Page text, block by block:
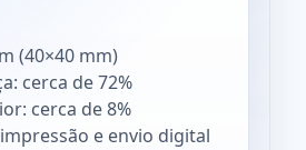
(40×40 mm)
cerca de 72%
cerca de 8%
e envio digital